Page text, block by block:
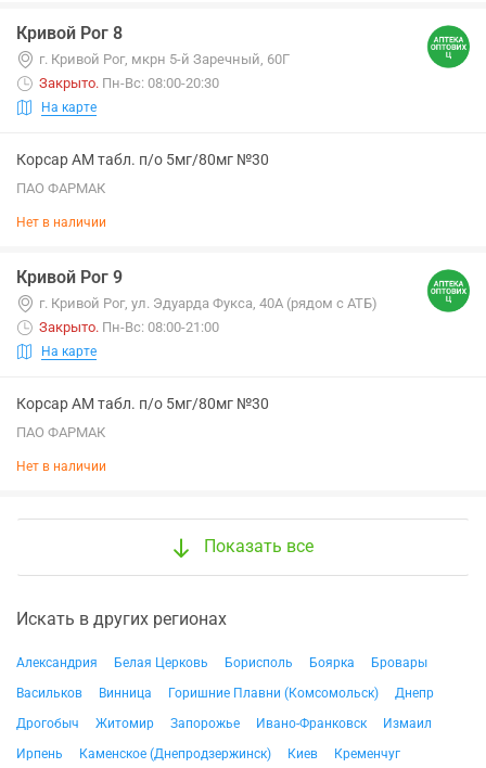
Кривой Рог 8
г. Кривой Рог, мкрн 5-й Заречный, 60Г
Закрыто. Пн-Вс: 08:00-20:30
На карте
Корсар АМ табл. п/о 5мг/80мг №30
ПАО ФАРМАК
Нет в наличии
Кривой Рог 9
г. Кривой Рог, ул. Эдуарда Фукса, 40А (рядом с АТБ)
Закрыто. Пн-Вс: 08:00-21:00
На карте
Корсар АМ табл. п/о 5мг/80мг №30
ПАО ФАРМАК
Нет в наличии
Показать все
Искать в других регионах
Александрия Белая Церковь Борисполь Боярка
Бровары
Васильков
Винница Горишние Плавни (Комсомольск)
Днепр
Дрогобыч
Житомир Запорожье Ивано-Франковск
Измаил
Ирпень
Каменское (Днепродзержинск) Киев
Кременчуг